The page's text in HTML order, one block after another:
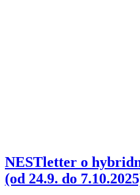
NESTletter o
(od 24.9. do